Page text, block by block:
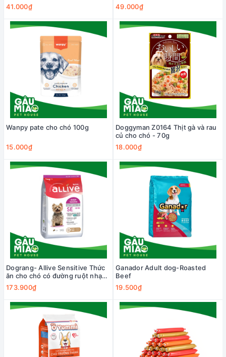
41.000₫
49.000₫
Wanpy pate cho chó 100g
15.000₫
Doggyman Z0164 Thịt gà và rau
củ cho chó - 70g
18.000₫
Dograng- Allive Sensitive Thức
ăn cho chó có đường ruột nhạy
cảm
173.900₫
Ganador Adult dog-Roasted
Beef
19.500₫